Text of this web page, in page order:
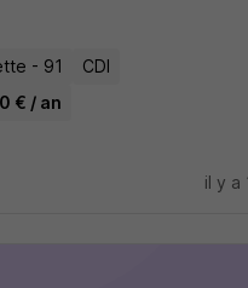
- 91
CDI
€ / an
il y a